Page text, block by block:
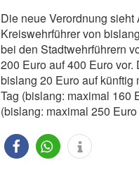
Die neue Verordnung
Kreiswehrführer von
bei den Stadtwehrführern
200 Euro auf 400 Euro
bislang 20 Euro auf künftig
Tag (bislang: maximal 160
(bislang: maximal 250